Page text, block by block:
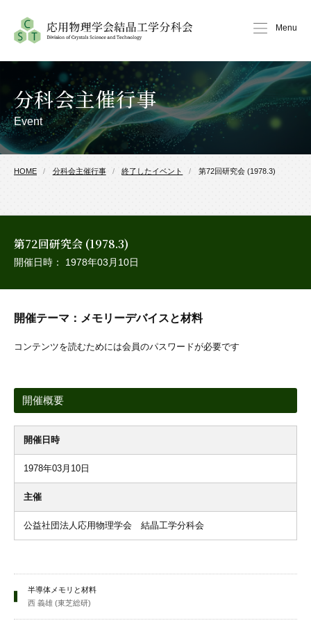
Menu
Event
分科会主催行事
HOME 分科会主催行事 終了したイベント 第72回研究会 (1978.3)
第72回研究会 (1978.3)
開催日時： 1978年03月10日
開催テーマ：メモリーデバイスと材料
コンテンツを読むためには会員のパスワードが必要です
開催概要
開催日時
1978年03月10日
主催
公益社団法人応用物理学会 結晶工学分科会
半導体メモリと材料
西 義雄 (東芝総研)